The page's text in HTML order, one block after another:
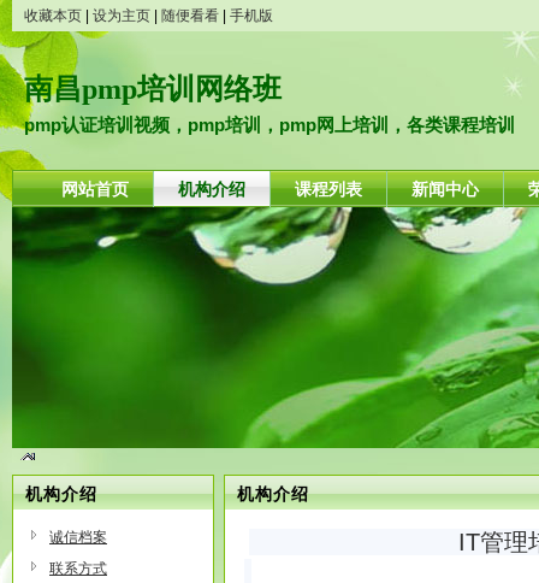
收藏本页 设为主页 随便看看 手机版
南昌pmp培训网络班
pmp认证培训视频，pmp培训，pmp网上培训，各类课程培训
网站首页 机构介绍 课程列表 新闻中心
机构介绍
诚信档案
联系方式
机构介绍
IT管理培训品牌